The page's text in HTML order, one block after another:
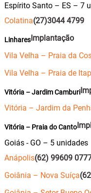
Espírito Santo – ES – 7
Colatina(27)3044 4799
LinharesImplantação
Vila Velha – Praia da
Vila Velha – Praia de
Vitória – Jardim Camburi
Vitória – Jardim da
Vitória – Praia do Canto
Goiás - GO – 5 unidades
Anápolis(62) 99609
Goiânia – Nova Suíça